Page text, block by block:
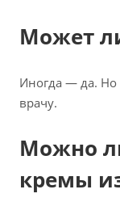
Может
Иногда — да. Но
врачу.
Можно
кремы